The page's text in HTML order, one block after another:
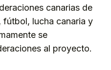
canarias de
fútbol, lucha canaria y
se
al proyecto.